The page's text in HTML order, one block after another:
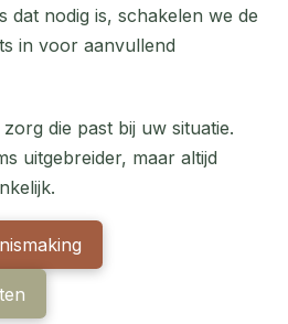
dat nodig is, schakelen we de
in voor aanvullend
die past bij uw situatie.
uitgebreider, maar altijd